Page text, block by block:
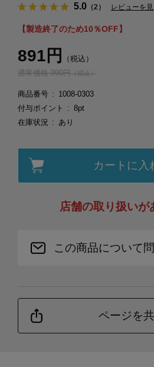
5.0（2） レビューを
【製造終了のため10％OFF】
891円
（税込）
通常価格 990円（税込）
商品番号
1008-0303
付与ポイント
8pt
在庫状況
あり
カートに入
店舗の取り扱いが
この商品について
ページを